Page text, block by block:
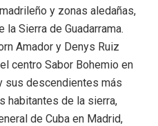
y zonas aledañas,
la Sierra de Guadarrama.
Amador y Denys Ruiz
centro Sabor Bohemio en
sus descendientes más
habitantes de la sierra,
de Cuba en Madrid,